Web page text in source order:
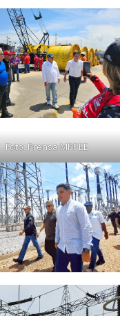
Foto: Prensa MPPEE